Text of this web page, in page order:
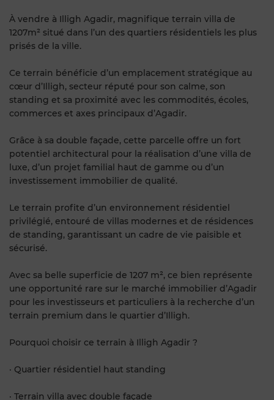
À vendre à Illigh Agadir, magnifique terrain villa de
1207m² situé dans l’un des quartiers résidentiels les plus
prisés de la ville.
Ce terrain bénéficie d’un emplacement stratégique au
cœur d’Illigh, secteur réputé pour son calme, son
standing et sa proximité avec les commodités, écoles,
commerces et axes principaux d’Agadir.
Grâce à sa double façade, cette parcelle offre un fort
potentiel architectural pour la réalisation d’une villa de
luxe, d’un projet familial haut de gamme ou d’un
investissement immobilier de qualité.
Le terrain profite d’un environnement résidentiel
privilégié, entouré de villas modernes et de résidences
de standing, garantissant un cadre de vie paisible et
sécurisé.
Avec sa belle superficie de 1207 m², ce bien représente
une opportunité rare sur le marché immobilier d’Agadir
pour les investisseurs et particuliers à la recherche d’un
terrain premium dans le quartier d’Illigh.
Pourquoi choisir ce terrain à Illigh Agadir ?
· Quartier résidentiel haut standing
· Terrain villa avec double façade